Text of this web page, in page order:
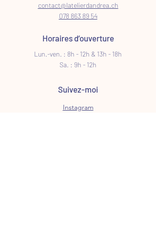
contact@latelierdandrea.ch
078 863 89 54
Horaires d’ouverture
Lun.-ven. : 8h - 12h & 13h - 18h
Sa. : 9h - 12h
Suivez-moi
Instagram